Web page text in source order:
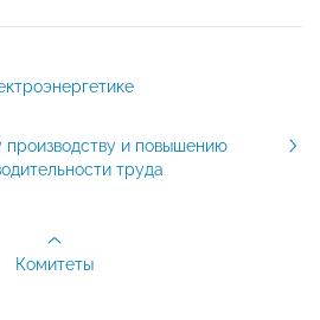
и повышению
труда
Комитеты